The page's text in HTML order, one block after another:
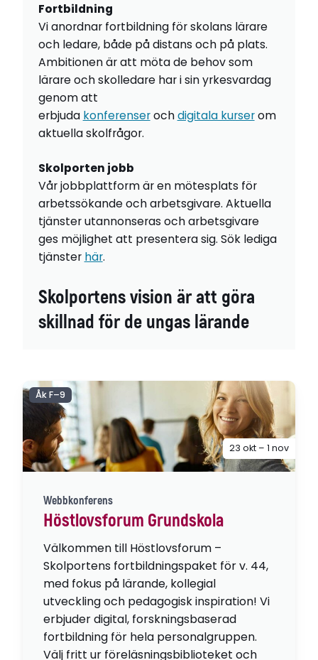
Fortbildning
Vi anordnar fortbildning för skolans lärare
och ledare, både på distans och på plats.
Ambitionen är att möta de behov som
lärare och skolledare har i sin yrkesvardag
genom att
erbjuda konferenserochdigitala kurserom
aktuella skolfrågor.
Skolporten jobb
Vår jobbplattform är en mötesplats för
arbetssökande och arbetsgivare. Aktuella
tjänster utannonseras och arbetsgivare
ges möjlighet att presentera sig. Sök lediga
tjänster här.
Skolportens vision är att göra
skillnad för de ungas lärande
Webbkonferens
Höstlovsforum Grundskola
Välkommen till Höstlovsforum –
Skolportens fortbildningspaket för v. 44,
med fokus på lärande, kollegial
utveckling och pedagogisk inspiration! Vi
erbjuder digital, forskningsbaserad
fortbildning för hela personalgruppen.
Välj fritt ur föreläsningsbiblioteket och
Åk F–9
23 okt – 1 nov